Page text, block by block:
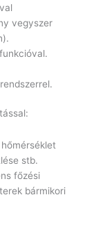
vegyszer
stb.
főzési
bármikori